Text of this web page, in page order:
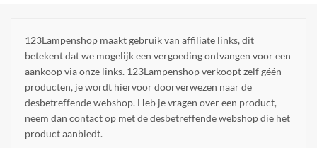
123Lampenshop maakt gebruik van affiliate links, dit
betekent dat we mogelijk een vergoeding ontvangen voor een
aankoop via onze links. 123Lampenshop verkoopt zelf géén
producten, je wordt hiervoor doorverwezen naar de
desbetreffende webshop. Heb je vragen over een product,
neem dan contact op met de desbetreffende webshop die het
product aanbiedt.